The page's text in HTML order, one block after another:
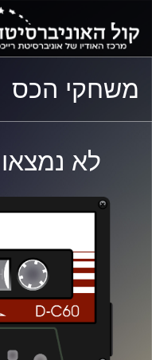
התפריט
הראשי
התוכן
הראשי
משחקי הכס
לא